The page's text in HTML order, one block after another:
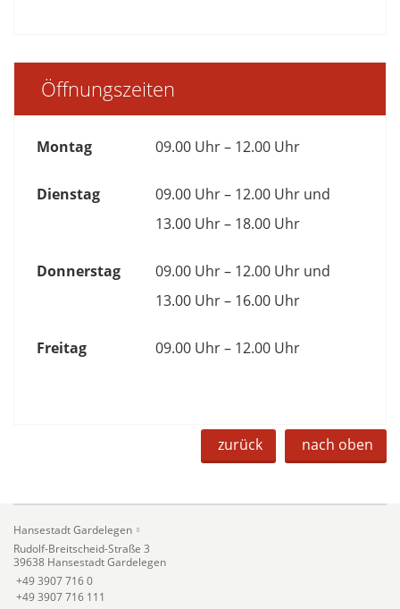
Öffnungszeiten
Montag 09.00 Uhr – 12.00 Uhr
Dienstag
09.00 Uhr – 12.00 Uhr und
13.00 Uhr – 18.00 Uhr
Donnerstag
09.00 Uhr – 12.00 Uhr und
13.00 Uhr – 16.00 Uhr
Freitag 09.00 Uhr – 12.00 Uhr
zurück nach oben
Hansestadt Gardelegen
Rudolf-Breitscheid-Straße 3
39638 Hansestadt Gardelegen
+49 3907 716 0
+49 3907 716 111